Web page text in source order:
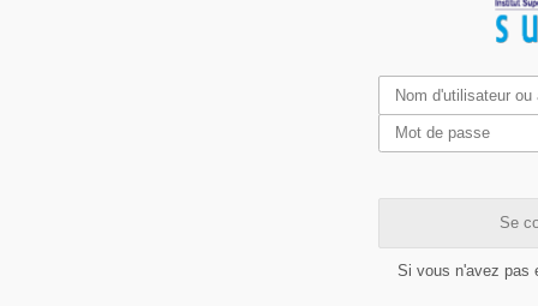
Se
Si vous n'avez pas